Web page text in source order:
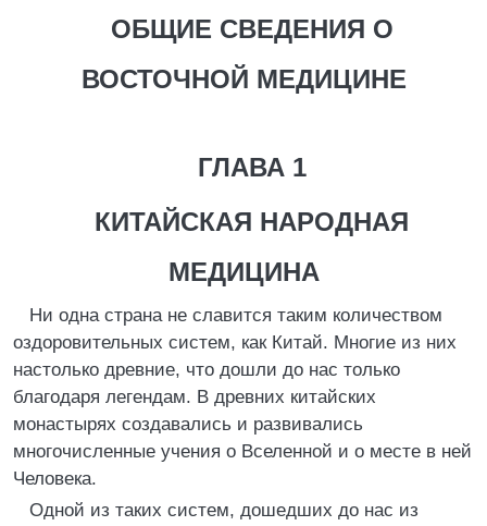
ОБЩИЕ СВЕДЕНИЯ О
ВОСТОЧНОЙ МЕДИЦИНЕ
ГЛАВА 1
КИТАЙСКАЯ НАРОДНАЯ
МЕДИЦИНА
Ни одна страна не славится таким количеством
оздоровительных систем, как Китай. Многие из них
настолько древние, что дошли до нас только
благодаря легендам. В древних китайских
монастырях создавались и развивались
многочисленные учения о Вселенной и о месте в ней
Человека.
Одной из таких систем, дошедших до нас из